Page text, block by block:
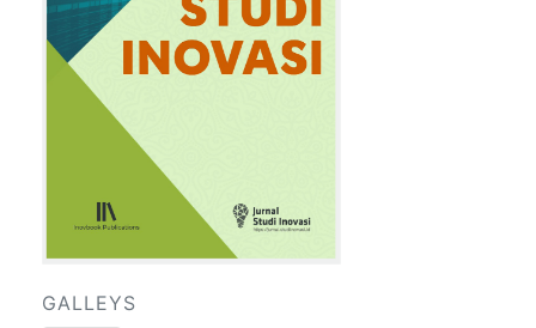
GALLEYS